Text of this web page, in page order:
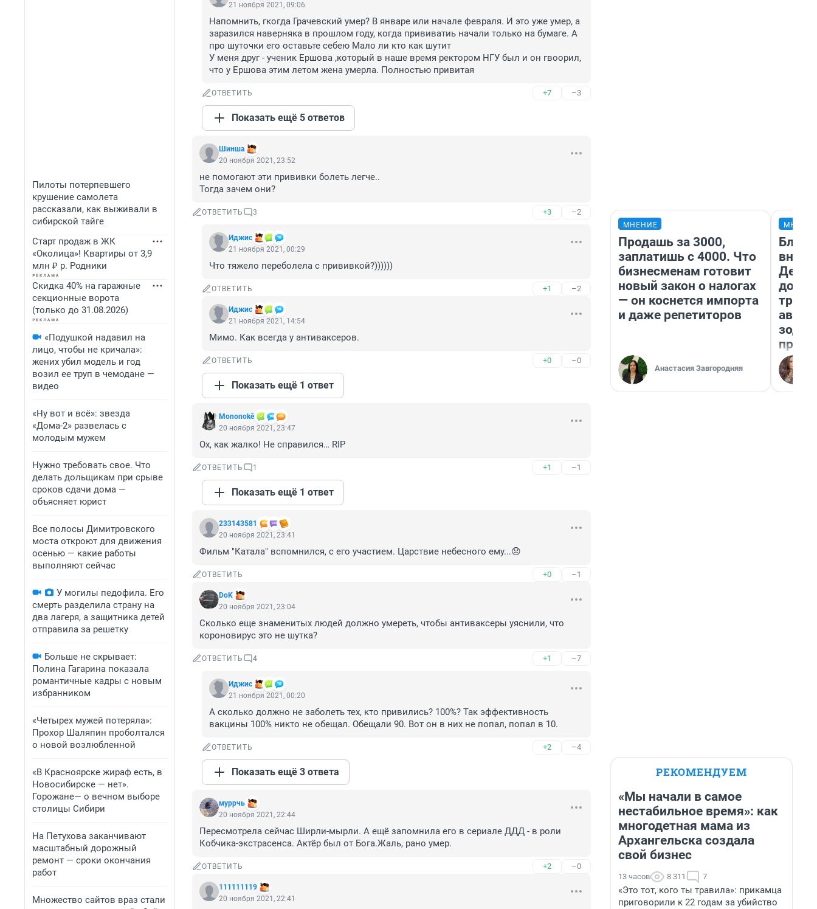
Пилоты потерпевшего
крушение самолета
рассказали, как выживали в
сибирской тайге
Старт продаж в ЖК
«Околица»! Квартиры от 3,9
млн ₽ р. Родники
Скидка 40% на гаражные
секционные ворота
(только до 31.08.2026)
«Подушкой надавил на
лицо, чтобы не кричала»:
жених убил модель и год
возил ее труп в чемодане —
видео
«Ну вот и всё»: звезда
«Дома-2» развелась с
молодым мужем
Нужно требовать свое. Что
делать дольщикам при срыве
сроков сдачи дома —
объясняет юрист
Все полосы Димитровского
моста откроют для движения
осенью — какие работы
выполняют сейчас
У могилы педофила. Его
смерть разделила страну на
два лагеря, а защитника детей
отправила за решетку
Больше не скрывает:
Полина Гагарина показала
романтичные кадры с новым
избранником
«Четырех мужей потеряла»:
Прохор Шаляпин проболтался
о новой возлюбленной
«В Красноярске жираф есть, в
Новосибирске — нет».
Горожане— о вечном выборе
столицы Сибири
На Петухова заканчивают
масштабный дорожный
ремонт — сроки окончания
работ
Множество сайтов враз стали
21 ноября 2021, 09:06
Напомнить, гкогда Грачевский умер? В январе или начале февраля. И это уже умер, а
заразился наверняка в прошлом году, когда прививатиь начали только на бумаге. А
про шуточки его оставьте себею Мало ли кто как шутит
У меня друг - ученик Ершова ,который в наше время ректором НГУ был и он гвоорил,
что у Ершова этим летом жена умерла. Полностью привитая
ОТВЕТИТЬ +7 –3
Показать ещё 5 ответов
Шинша
20 ноября 2021, 23:52
не помогают эти прививки болеть легче..
Тогда зачем они?
ОТВЕТИТЬ 3 +3 –2
Иджис
21 ноября 2021, 00:29
Что тяжело переболела с прививкой?))))))
ОТВЕТИТЬ +1 –2
Иджис
21 ноября 2021, 14:54
Мимо. Как всегда у антиваксеров.
ОТВЕТИТЬ +0 –0
Показать ещё 1 ответ
Mononokê
20 ноября 2021, 23:47
Ох, как жалко! Не справился… RIP
ОТВЕТИТЬ 1 +1 –1
Показать ещё 1 ответ
233143581
20 ноября 2021, 23:41
Фильм "Катала" вспомнился, с его участием. Царствие небесного ему...😞
ОТВЕТИТЬ +0 –1
DoK
20 ноября 2021, 23:04
Сколько еще знаменитых людей должно умереть, чтобы антиваксеры уяснили, что
короновирус это не шутка?
ОТВЕТИТЬ 4 +1 –7
Иджис
21 ноября 2021, 00:20
А сколько должно не заболеть тех, кто привились? 100%? Так эффективность
вакцины 100% никто не обещал. Обещали 90. Вот он в них не попал, попал в 10.
ОТВЕТИТЬ +2 –4
Показать ещё 3 ответа
муррчь
20 ноября 2021, 22:44
Пересмотрела сейчас Ширли-мырли. А ещё запомнила его в сериале ДДД - в роли
Кобчика-экстрасенса. Актёр был от Бога.Жаль, рано умер.
ОТВЕТИТЬ +2 –0
111111119
20 ноября 2021, 22:41
МНЕНИЕ
Продашь за 3000,
заплатишь с 4000. Что
бизнесменам готовит
новый закон о налогах
— он коснется импорта
и даже репетиторов
Анастасия Завгородняя
РЕКОМЕНДУЕМ
«Мы начали в самое
нестабильное время»: как
многодетная мама из
Архангельска создала
свой бизнес
13 часов 8 311 7
«Это тот, кого ты травила»: прикамца
приговорили к 22 годам за убийство